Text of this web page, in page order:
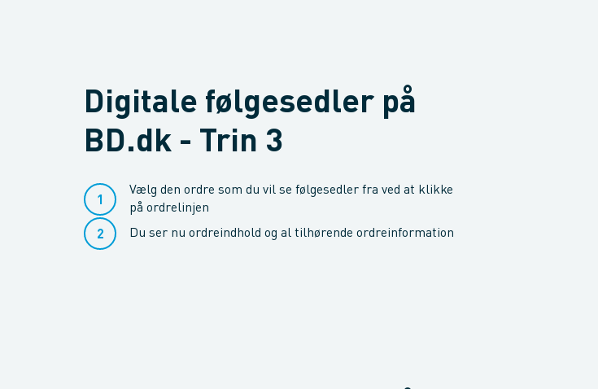
Digitale følgesedler på
BD.dk - Trin 3
Vælg den ordre som du vil se følgesedler fra ved at klikke
på ordrelinjen
Du ser nu ordreindhold og al tilhørende ordreinformation